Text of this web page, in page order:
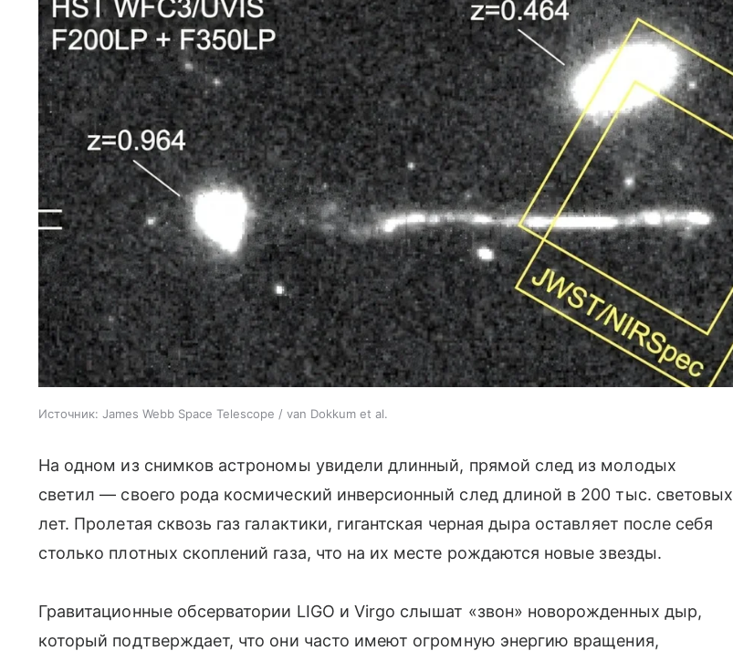
Источник: James Webb Space Telescope / van Dokkum et al.
На одном из снимков астрономы увидели длинный, прямой след из молодых
светил — своего рода космический инверсионный след длиной в 200 тыс. световых
лет. Пролетая сквозь газ галактики, гигантская черная дыра оставляет после себя
столько плотных скоплений газа, что на их месте рождаются новые звезды.
Гравитационные обсерватории LIGO и Virgo слышат «звон» новорожденных дыр,
который подтверждает, что они часто имеют огромную энергию вращения,